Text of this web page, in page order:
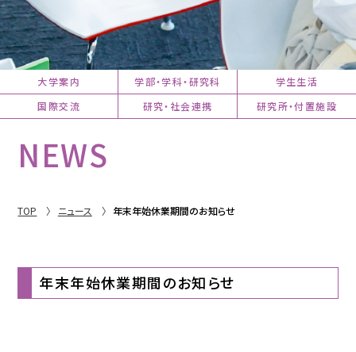
大学案内 学部・学科・研究科
学生生活
国際交流
研究・社会連携 研究所・付置施設
NEWS
TOP ニュース 年末年始休業期間のお知らせ
年末年始休業期間のお知らせ